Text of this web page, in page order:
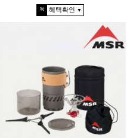
% 혜택확인 ▼